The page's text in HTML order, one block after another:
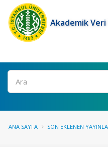
Akademik
Ara
ANA SAYFA SON EKLENEN